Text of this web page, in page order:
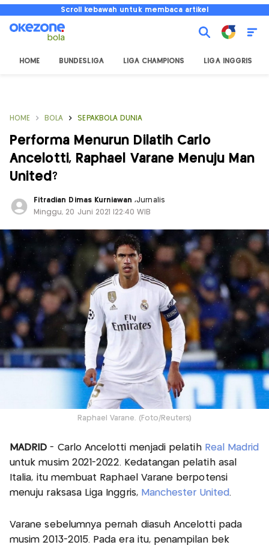
Scroll kebawah untuk membaca artikel
HOME BUNDESLIGA LIGA CHAMPIONS LIGA INGGRIS
HOME BOLA SEPAKBOLA DUNIA
Performa Menurun Dilatih Carlo
Ancelotti, Raphael Varane Menuju Man
United?
Fitradian Dimas Kurniawan,Jurnalis
Minggu, 20 Juni 2021 |22:40 WIB
Raphael Varane. (Foto/Reuters)
MADRID- Carlo Ancelotti menjadi pelatihReal Madrid
untuk musim 2021-2022. Kedatangan pelatih asal
Italia, itu membuat Raphael Varane berpotensi
menuju raksasa Liga Inggris, Manchester United .
Varane sebelumnya pernah diasuh Ancelotti pada
musim 2013-2015. Pada era itu, penampilan bek